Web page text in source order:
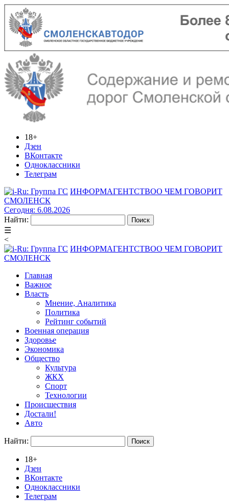
18+
Дзен
ВКонтакте
Одноклассники
Телеграм
ИНФОРМАГЕНТСТВОО ЧЕМ ГОВОРИТ
СМОЛЕНСК
Сегодня: 6.08.2026
Найти:
☰
<
ИНФОРМАГЕНТСТВОО ЧЕМ ГОВОРИТ
СМОЛЕНСК
Главная
Важное
Власть
Мнение, Аналитика
Политика
Рейтинг событий
Военная операция
Здоровье
Экономика
Общество
Культура
ЖКХ
Спорт
Технологии
Происшествия
Достали!
Авто
Найти:
18+
Дзен
ВКонтакте
Одноклассники
Телеграм